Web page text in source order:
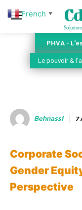
PHVA -
Le pouvoir &
Behnassi 7
Corporate
Gender
Perspective
French ▼